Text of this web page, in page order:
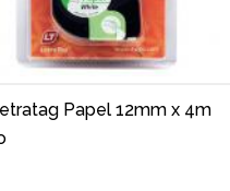
Papel 12mm x 4m